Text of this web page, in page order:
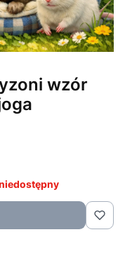
wzór